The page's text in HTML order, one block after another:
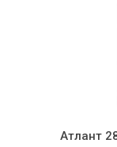
Атлант